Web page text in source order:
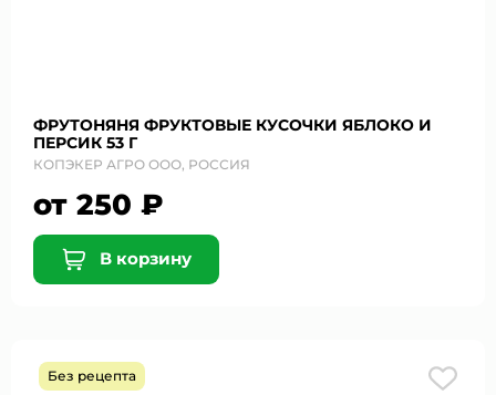
ФРУТОНЯНЯ ФРУКТОВЫЕ КУСОЧКИ ЯБЛОКО И
ПЕРСИК 53 Г
КОПЭКЕР АГРО ООО, РОССИЯ
от 250 ₽
В корзину
Без рецепта